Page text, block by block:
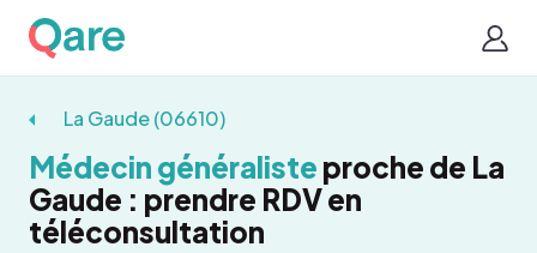
La Gaude (06610)
Médecin généraliste proche de La
Gaude : prendre RDV en
téléconsultation